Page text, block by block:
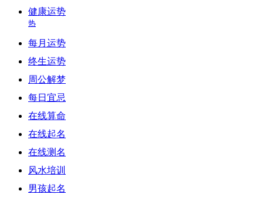
健康运势
热
每月运势
终生运势
周公解梦
每日宜忌
在线算命
在线起名
在线测名
风水培训
男孩起名